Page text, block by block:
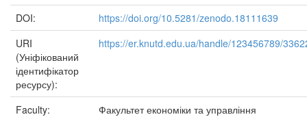
DOI:
https://doi.org/10.5281/zenodo.18111639
URI
(Уніфікований
ідентифікатор
ресурсу):
https://er.knutd.edu.ua/handle/123456789/
Faculty:
Факультет економіки та управління